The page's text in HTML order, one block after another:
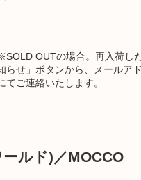
SOLD OUTの場合。再入荷し
らせ」ボタンから、メールア
てご連絡いたします。
ルド)／MOCCO